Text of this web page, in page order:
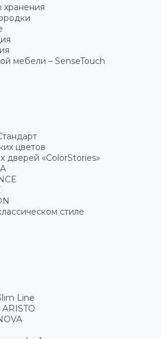
хранения
мебели – SenseTouch
цветов
дверей «ColorStories»
стиле
Line